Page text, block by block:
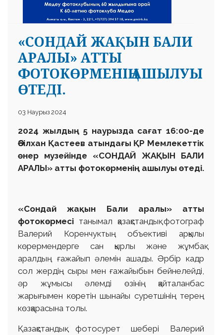
«СОНДАЙ ЖАҚЫН БАЛИ
АРАЛЫ» АТТЫ
ФОТОКӨРМЕНІҢ АШЫЛУЫ
ӨТЕДІ.
03 Наурыз 2024
2024 жылдың 5 наурызда сағат 16:00-де
Әбілхан Қастеев атындағы ҚР Мемлекеттік
өнер музейінде «СОНДАЙ ЖАҚЫН БАЛИ
АРАЛЫ» атты фотокөрменің ашылуы өтеді.
«Сондай жақын Бали аралы» атты
фотокөрмесі танымал қазақстандық фотограф
Валерий Коренчуктың объективі арқылы
көрермендерге сан қырлы және жұмбақ
аралдың ғажайып әлемін ашады. Әрбір кадр
сол жердің сыры мен ғажайыбын бейнелейді,
әр жұмысы әлемді өзінің қайталанбас
жарығымен көретін шынайы суретшінің терең
көзқарасына толы.
Қазақстандық фотосурет шебері Валерий